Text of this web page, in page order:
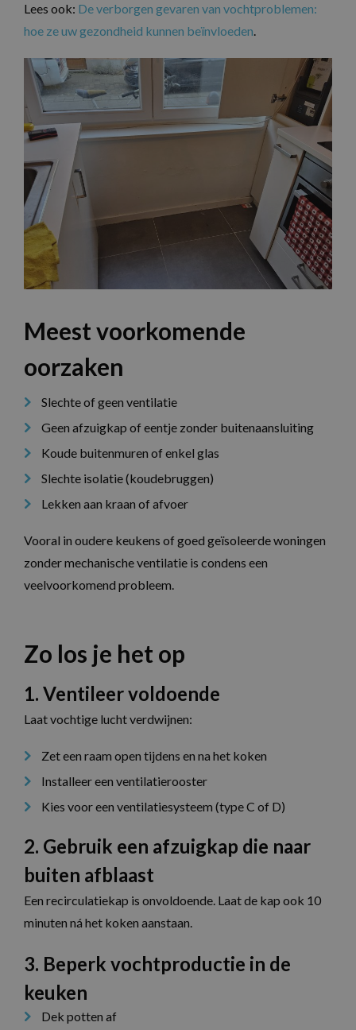
Lees ook: De verborgen gevaren van vochtproblemen:
hoe ze uw gezondheid kunnen beïnvloeden.
Meest voorkomende
oorzaken
Slechte of geen ventilatie
Geen afzuigkap of eentje zonder buitenaansluiting
Koude buitenmuren of enkel glas
Slechte isolatie (koudebruggen)
Lekken aan kraan of afvoer
Vooral in oudere keukens of goed geïsoleerde woningen
zonder mechanische ventilatie is condens een
veelvoorkomend probleem.
Zo los je het op
1. Ventileer voldoende
Laat vochtige lucht verdwijnen:
Zet een raam open tijdens en na het koken
Installeer een ventilatierooster
Kies voor een ventilatiesysteem (type C of D)
2. Gebruik een afzuigkap die naar
buiten afblaast
Een recirculatiekap is onvoldoende. Laat de kap ook 10
minuten ná het koken aanstaan.
3. Beperk vochtproductie in de
keuken
Dek potten af